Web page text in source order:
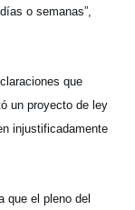
o semanas”,
que
un proyecto de ley
injustificadamente
que el pleno del